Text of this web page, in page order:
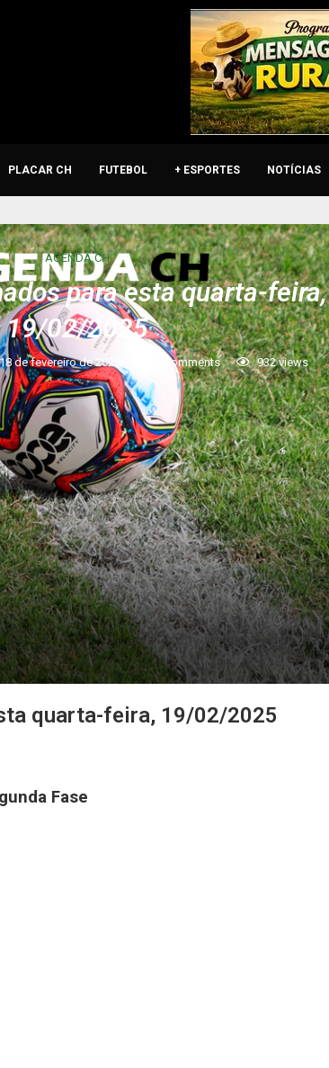
PLACAR CH FUTEBOL + ESPORTES NOTÍCIAS
AGENDA CH
para esta quarta-feira,
19/02/2025
de fevereiro de 2025 0 comments 932views
quarta-feira, 19/02/2025
Fase